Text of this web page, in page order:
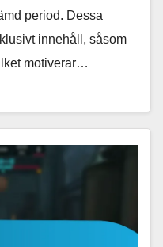
period. Dessa
innehåll, såsom
motiverar…